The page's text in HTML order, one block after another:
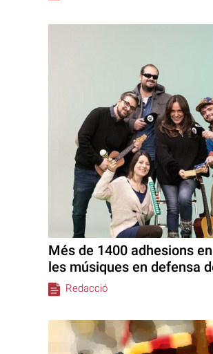
Més de 1400 adhesions
les músiques en defensa
Redacció